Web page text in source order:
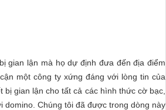
gian lận mà họ dự định đưa đến địa điểm
một công ty xứng đáng với lòng tin của
gian lận cho tất cả các hình thức cờ bạc,
domino. Chúng tôi đã được trong dòng này